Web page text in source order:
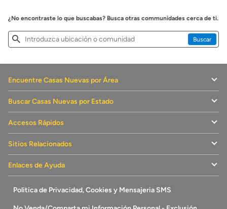
¿No encontraste lo que buscabas? Busca otras communidades cerca de ti.
Buscar
casas
Buscar
Encuentre Casas Nuevas por Área
Buscar Casas Nuevas por Estado
Accesos Rápidos
Sitios Relacionados
Enlaces de Ayuda
Politica de Privacidad, Cookies y Mensajeria SMS